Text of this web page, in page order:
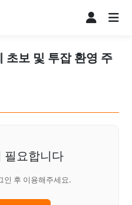
초보 및 투잡 환영 주
필요합니다
인 후 이용해주세요.